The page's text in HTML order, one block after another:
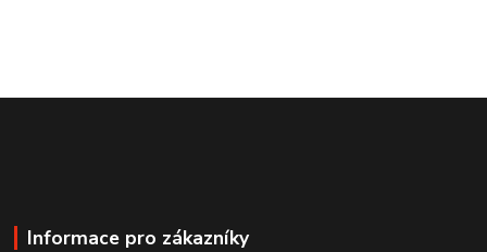
Informace pro zákazníky